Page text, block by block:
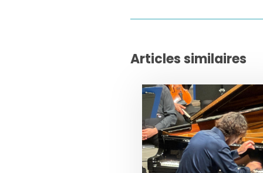
Articles similaires